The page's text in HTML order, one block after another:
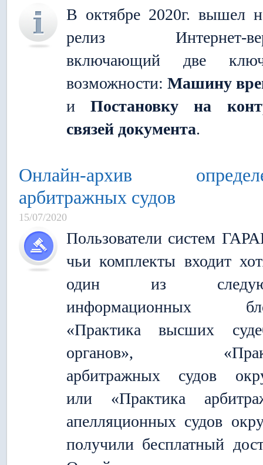
В октябре 2020г. вышел
релиз Интернет-
включающий две
возможности: Машину
иПостановку на
связей документа.
Онлайн-архив
арбитражных судов
15/07/2020
Пользователи систем
чьи комплекты входит
один из
информационных
«Практика высших
органов»,
арбитражных судов
или «Практика
апелляционных судов
получили бесплатный